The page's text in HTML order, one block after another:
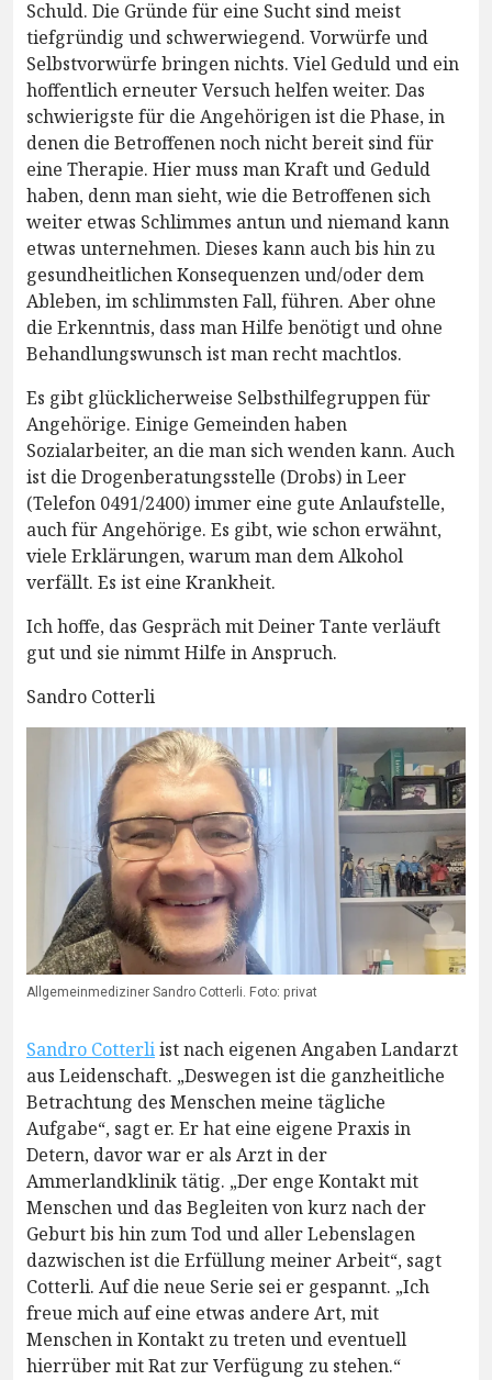
Schuld. Die Gründe für eine Sucht sind meist
tiefgründig und schwerwiegend. Vorwürfe und
Selbstvorwürfe bringen nichts. Viel Geduld und ein
hoffentlich erneuter Versuch helfen weiter. Das
schwierigste für die Angehörigen ist die Phase, in
denen die Betroffenen noch nicht bereit sind für
eine Therapie. Hier muss man Kraft und Geduld
haben, denn man sieht, wie die Betroffenen sich
weiter etwas Schlimmes antun und niemand kann
etwas unternehmen. Dieses kann auch bis hin zu
gesundheitlichen Konsequenzen und/oder dem
Ableben, im schlimmsten Fall, führen. Aber ohne
die Erkenntnis, dass man Hilfe benötigt und ohne
Behandlungswunsch ist man recht machtlos.
Es gibt glücklicherweise Selbsthilfegruppen für
Angehörige. Einige Gemeinden haben
Sozialarbeiter, an die man sich wenden kann. Auch
ist die Drogenberatungsstelle (Drobs) in Leer
(Telefon 0491/2400) immer eine gute Anlaufstelle,
auch für Angehörige. Es gibt, wie schon erwähnt,
viele Erklärungen, warum man dem Alkohol
verfällt. Es ist eine Krankheit.
Ich hoffe, das Gespräch mit Deiner Tante verläuft
gut und sie nimmt Hilfe in Anspruch.
Sandro Cotterli
Allgemeinmediziner Sandro Cotterli. Foto: privat
Sandro Cotterliist nach eigenen Angaben Landarzt
aus Leidenschaft. „Deswegen ist die ganzheitliche
Betrachtung des Menschen meine tägliche
Aufgabe“, sagt er. Er hat eine eigene Praxis in
Detern, davor war er als Arzt in der
Ammerlandklinik tätig. „Der enge Kontakt mit
Menschen und das Begleiten von kurz nach der
Geburt bis hin zum Tod und aller Lebenslagen
dazwischen ist die Erfüllung meiner Arbeit“, sagt
Cotterli. Auf die neue Serie sei er gespannt. „Ich
freue mich auf eine etwas andere Art, mit
Menschen in Kontakt zu treten und eventuell
hierrüber mit Rat zur Verfügung zu stehen.“